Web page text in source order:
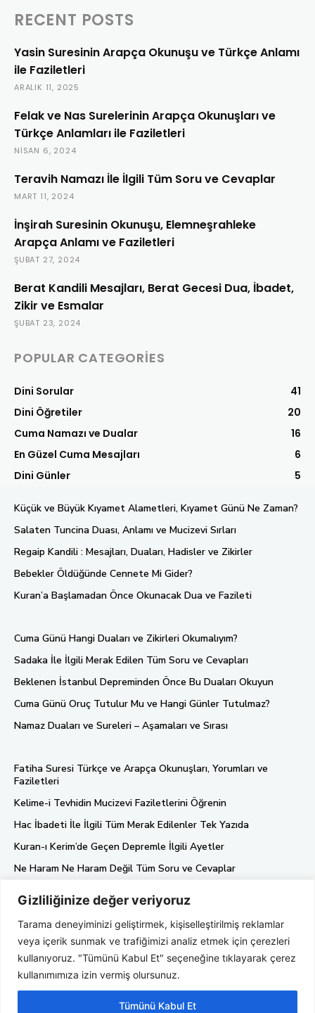
Gizliliğinize değer veriyoruz
Tarama deneyiminizi geliştirmek, kişiselleştirilmiş reklamlar
veya içerik sunmak ve trafiğimizi analiz etmek için çerezleri
kullanıyoruz. "Tümünü Kabul Et" seçeneğine tıklayarak çerez
kullanımımıza izin vermiş olursunuz.
Tümünü Kabul Et
RECENT POSTS
Yasin Suresinin Arapça Okunuşu ve Türkçe Anlamı
ile Faziletleri
ARALIK 11, 2025
Felak ve Nas Surelerinin Arapça Okunuşları ve
Türkçe Anlamları ile Faziletleri
NISAN 6, 2024
Teravih Namazı İle İlgili Tüm Soru ve Cevaplar
MART 11, 2024
İnşirah Suresinin Okunuşu, Elemneşrahleke
Arapça Anlamı ve Faziletleri
ŞUBAT 27, 2024
Berat Kandili Mesajları, Berat Gecesi Dua, İbadet,
Zikir ve Esmalar
ŞUBAT 23, 2024
POPULAR CATEGORIES
Dini Sorular
41
Dini Öğretiler
20
Cuma Namazı ve Dualar
16
En Güzel Cuma Mesajları
6
Dini Günler
5
Küçük ve Büyük Kıyamet Alametleri, Kıyamet Günü Ne Zaman?
Salaten Tuncina Duası, Anlamı ve Mucizevi Sırları
Regaip Kandili : Mesajları, Duaları, Hadisler ve Zikirler
Bebekler Öldüğünde Cennete Mi Gider?
Kuran’a Başlamadan Önce Okunacak Dua ve Fazileti
Cuma Günü Hangi Duaları ve Zikirleri Okumalıyım?
Sadaka İle İlgili Merak Edilen Tüm Soru ve Cevapları
Beklenen İstanbul Depreminden Önce Bu Duaları Okuyun
Cuma Günü Oruç Tutulur Mu ve Hangi Günler Tutulmaz?
Namaz Duaları ve Sureleri – Aşamaları ve Sırası
Fatiha Suresi Türkçe ve Arapça Okunuşları, Yorumları ve
Faziletleri
Kelime-i Tevhidin Mucizevi Faziletlerini Öğrenin
Hac İbadeti İle İlgili Tüm Merak Edilenler Tek Yazıda
Kuran-ı Kerim’de Geçen Depremle İlgili Ayetler
Ne Haram Ne Haram Değil Tüm Soru ve Cevaplar
Gizlilik Politikası
Hakkımızda